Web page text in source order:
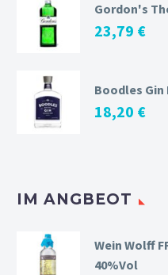
Gordon's
23,79 €
Boodles Gin
18,20 €
IM ANGBEOT
Wein Wolff
40%Vol